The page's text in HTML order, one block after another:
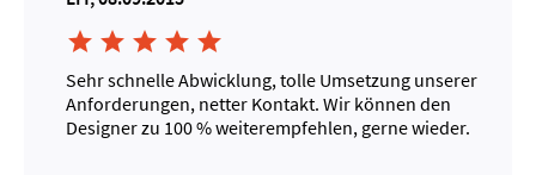
    
Sehr schnelle Abwicklung, tolle Umsetzung unserer
Anforderungen, netter Kontakt. Wir können den
Designer zu 100 % weiterempfehlen, gerne wieder.